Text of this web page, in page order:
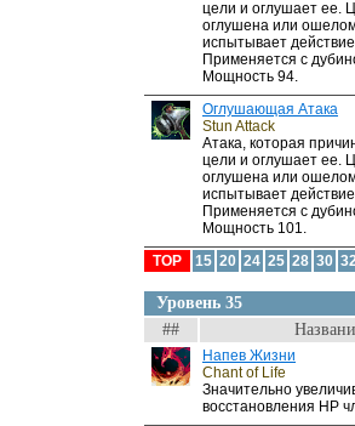
цели и оглушает ее.
оглушена или
испытывает
Применяется с
Мощность 94.
Оглушающая Атака
Stun Attack
Атака, которая
цели и оглушает ее.
оглушена или
испытывает
Применяется с
Мощность 101.
TOP
15 20 24 25 28 30
Уровень 35
##
Напев Жизни
Chant of Life
Значительно
восстановления HP